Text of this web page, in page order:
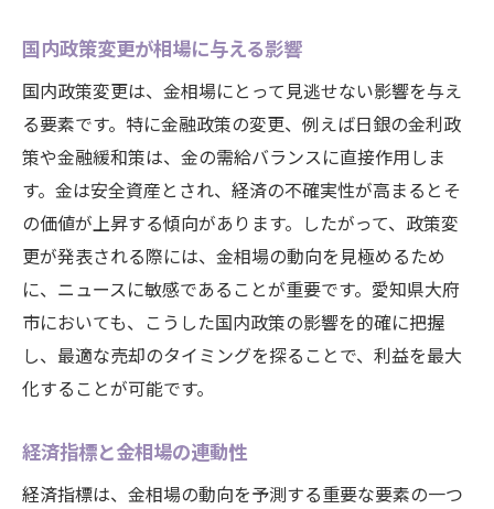
国内政策変更が相場に与える影響
国内政策変更は、金相場にとって見逃せない影響を与え
る要素です。特に金融政策の変更、例えば日銀の金利政
策や金融緩和策は、金の需給バランスに直接作用しま
す。金は安全資産とされ、経済の不確実性が高まるとそ
の価値が上昇する傾向があります。したがって、政策変
更が発表される際には、金相場の動向を見極めるため
に、ニュースに敏感であることが重要です。愛知県大府
市においても、こうした国内政策の影響を的確に把握
し、最適な売却のタイミングを探ることで、利益を最大
化することが可能です。
経済指標と金相場の連動性
経済指標は、金相場の動向を予測する重要な要素の一つ